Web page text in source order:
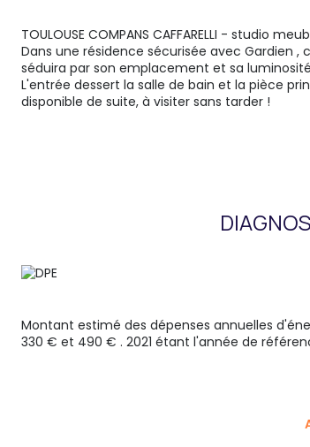
TOULOUSE COMPANS CAFFARELLI - studio
Dans une résidence sécurisée avec Gardien
séduira par son emplacement et sa
L'entrée dessert la salle de bain et la pièce
disponible de suite, à visiter sans tarder !
Montant estimé des dépenses annuelles
330 € et 490 € . 2021 étant l'année de